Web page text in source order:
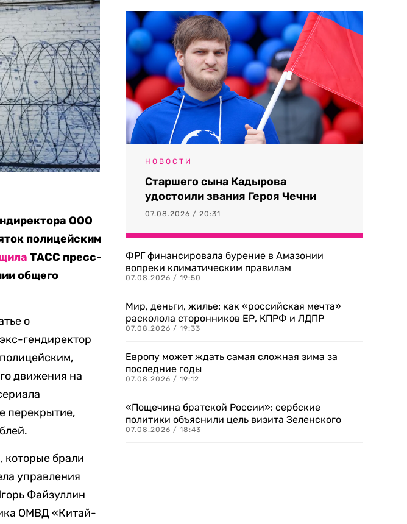
ООО
полицейским
ТАСС пресс-
общего
о
гендиректор
движения на
перекрытие,
которые брали
управления
Файзуллин
ОМВД «Китай-
НОВОСТИ
Старшего сына Кадырова
удостоили звания Героя Чечни
07.08.2026 / 20:31
ФРГ финансировала бурение в Амазонии
вопреки климатическим правилам
07.08.2026 / 19:50
Мир, деньги, жилье: как «российская мечта»
расколола сторонников ЕР, КПРФ и ЛДПР
07.08.2026 / 19:33
Европу может ждать самая сложная зима за
последние годы
07.08.2026 / 19:12
«Пощечина братской России»: сербские
политики объяснили цель визита Зеленского
07.08.2026 / 18:43